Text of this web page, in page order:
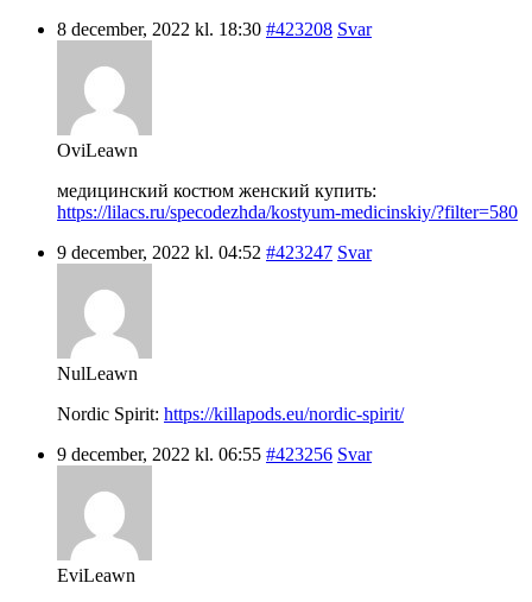
8 december, 2022 kl. 18:30 #423208 Svar
OviLeawn
медицинский костюм женский купить:
https://lilacs.ru/specodezhda/kostyum-medicinskiy/?filter=580
9 december, 2022 kl. 04:52 #423247 Svar
NulLeawn
Nordic Spirit: https://killapods.eu/nordic-spirit/
9 december, 2022 kl. 06:55 #423256 Svar
EviLeawn